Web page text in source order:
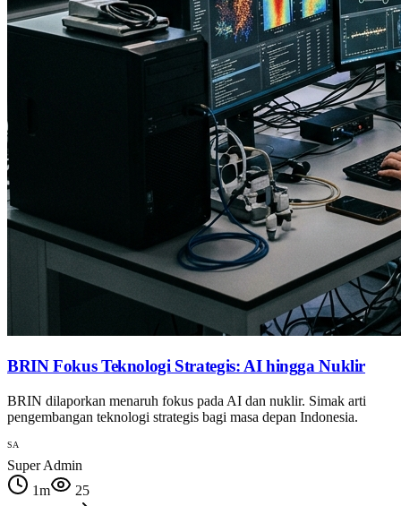
BRIN Fokus Teknologi Strategis: AI hingga Nuklir
BRIN dilaporkan menaruh fokus pada AI dan nuklir. Simak arti
pengembangan teknologi strategis bagi masa depan Indonesia.
SA
Super Admin
1m
25